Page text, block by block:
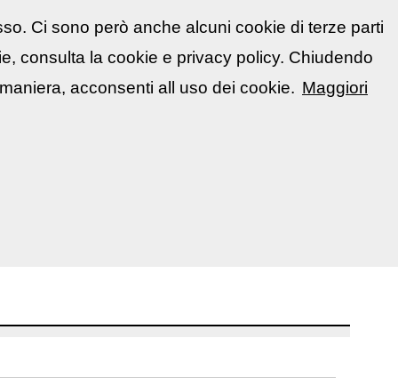
🇮🇹 Italiano
Ci sono però anche alcuni cookie di terze parti
consulta la cookie e privacy policy. Chiudendo
acconsenti all uso dei cookie. Maggiori